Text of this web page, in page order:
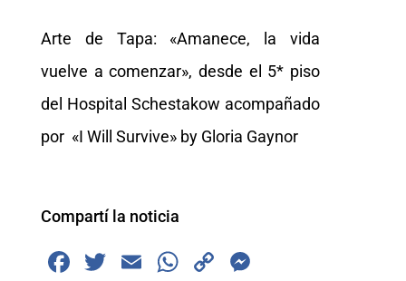
Arte de Tapa: «Amanece, la vida
vuelve a comenzar», desde el 5* piso
del Hospital Schestakow acompañado
por «I Will Survive» by Gloria Gaynor
Compartí la noticia
F
T
E
W
C